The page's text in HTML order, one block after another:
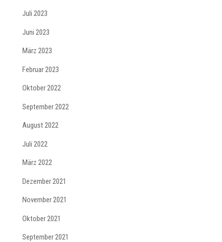
Juli 2023
Juni 2023
März 2023
Februar 2023
Oktober 2022
September 2022
August 2022
Juli 2022
März 2022
Dezember 2021
November 2021
Oktober 2021
September 2021